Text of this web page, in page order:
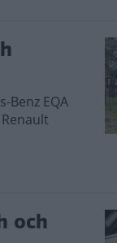
Benz EQA
och